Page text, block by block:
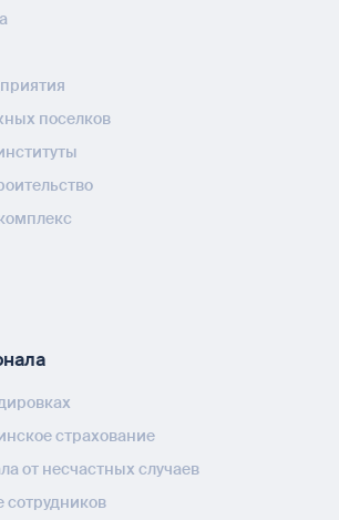
поселков
страхование
от несчастных случаев
сотрудников